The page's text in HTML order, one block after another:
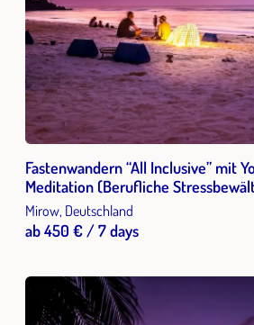
Fastenwandern “All Inclusive” mit
Meditation (Berufliche
Mirow, Deutschland
ab 450 € / 7 days